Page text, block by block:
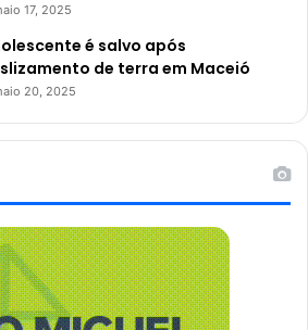
17, 2025
é salvo após
de terra em Maceió
20, 2025